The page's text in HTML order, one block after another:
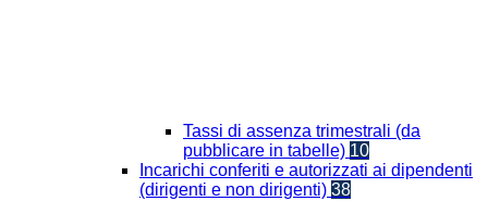
Tassi di assenza trimestrali (da
pubblicare in tabelle) 10
Incarichi conferiti e autorizzati ai dipendenti
(dirigenti e non dirigenti) 38